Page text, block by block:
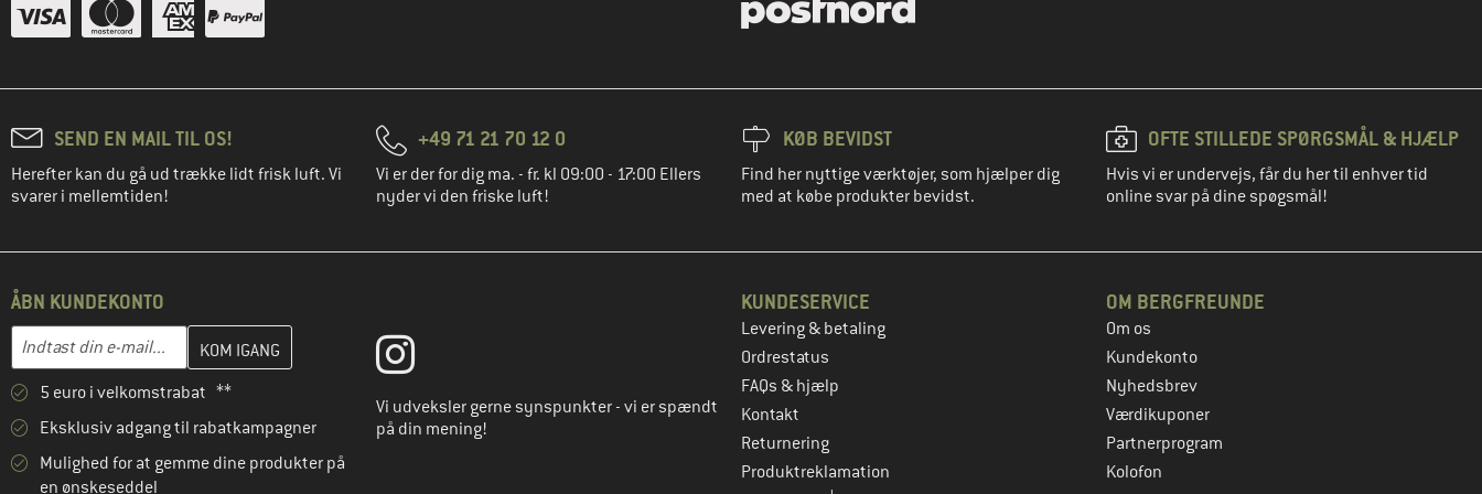
SEND EN MAIL TIL OS!
Herefter kan du gå ud trække lidt frisk luft. Vi
svarer i mellemtiden!
+49 71 21 70 12 0
Vi er der for dig ma. - fr. kl 09:00 - 17:00 Ellers
nyder vi den friske luft!
KØB BEVIDST
Find her nyttige værktøjer, som hjælper dig
med at købe produkter bevidst.
OFTE STILLEDE SPØRGSMÅL & HJÆLP
Hvis vi er undervejs, får du her til enhver tid
online svar på dine spøgsmål!
ÅBN KUNDEKONTO
E-mail-adresse
Indtast din e-mailadresse her, og opret i næste trin din kundekonto
5 euro i velkomstrabat **
Eksklusiv adgang til rabatkampagner
Mulighed for at gemme dine produkter på
en ønskeseddel
Vi udveksler gerne synspunkter - vi er spændt
på din mening!
KUNDESERVICE
Levering & betaling
Ordrestatus
FAQs & hjælp
Kontakt
Returnering
Produktreklamation
OM BERGFREUNDE
Om os
Kundekonto
Nyhedsbrev
Værdikuponer
Partnerprogram
Kolofon